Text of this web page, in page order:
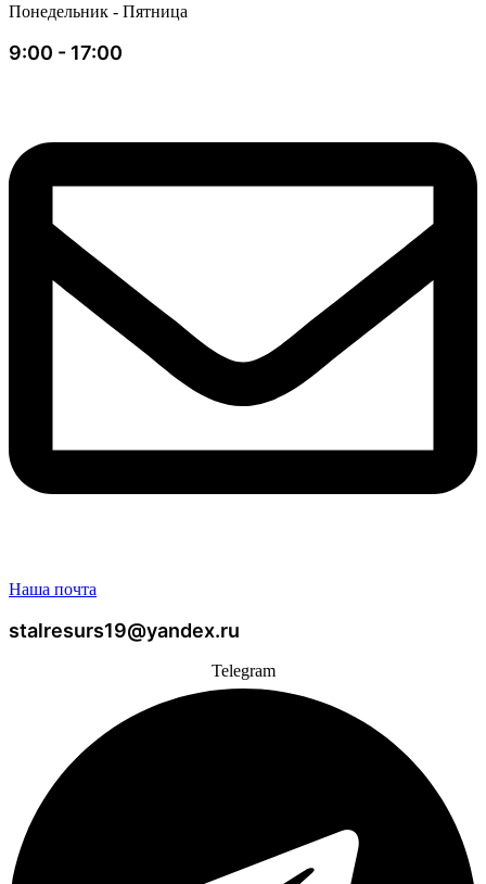
Понедельник - Пятница
9:00 - 17:00
Наша почта
stalresurs19@yandex.ru
Telegram